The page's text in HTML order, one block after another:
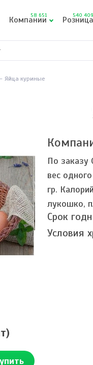
Компании
58 651 Розница
540 409
Яйца куриные
По заказу
вес
гр.
лукошко,
Срок
Условия